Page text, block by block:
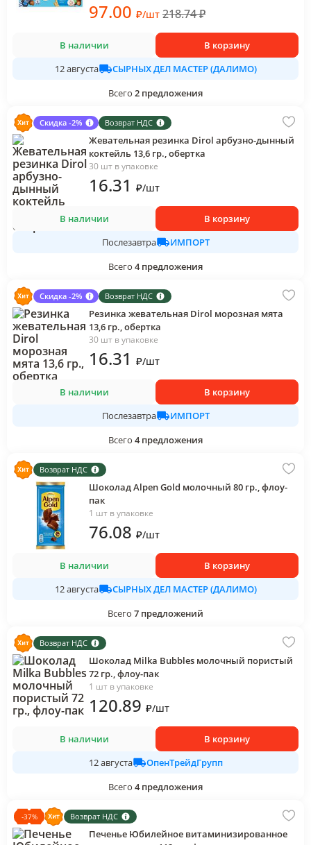
97.00 ₽/шт 218.74₽
В наличии
В корзину
12 августа
СЫРНЫХ ДЕЛ МАСТЕР (ДАЛИМО)
Всего 2 предложения
Скидка -2% Возврат НДС
Жевательная резинка Dirol арбузно-дынный
коктейль 13,6 гр., обертка
30 шт в упаковке
16.31 ₽/шт
В наличии
В корзину
Послезавтра
ИМПОРТ
Всего 4 предложения
Скидка -2% Возврат НДС
Резинка жевательная Dirol морозная мята
13,6 гр., обертка
30 шт в упаковке
16.31 ₽/шт
В наличии
В корзину
Послезавтра
ИМПОРТ
Всего 4 предложения
Возврат НДС
Шоколад Alpen Gold молочный 80 гр., флоу-
пак
1 шт в упаковке
76.08 ₽/шт
В наличии
В корзину
12 августа
СЫРНЫХ ДЕЛ МАСТЕР (ДАЛИМО)
Всего 7 предложений
Возврат НДС
Шоколад Milka Bubbles молочный пористый
72 гр., флоу-пак
1 шт в упаковке
120.89 ₽/шт
В наличии
В корзину
12 августа
ОпенТрейдГрупп
Всего 4 предложения
-37% Возврат НДС
Печенье Юбилейное витаминизированное